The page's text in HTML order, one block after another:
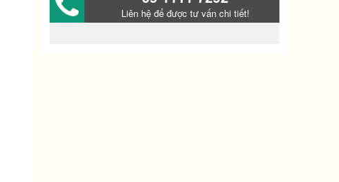
Liên hệ để được tư vấn chi tiết!